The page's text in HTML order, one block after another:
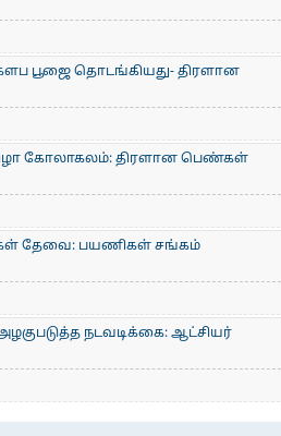
பூஜை தொடங்கியது- திரளான
கோலாகலம்: திரளான பெண்கள்
தேவை: பயணிகள் சங்கம்
நடவடிக்கை: ஆட்சியர்